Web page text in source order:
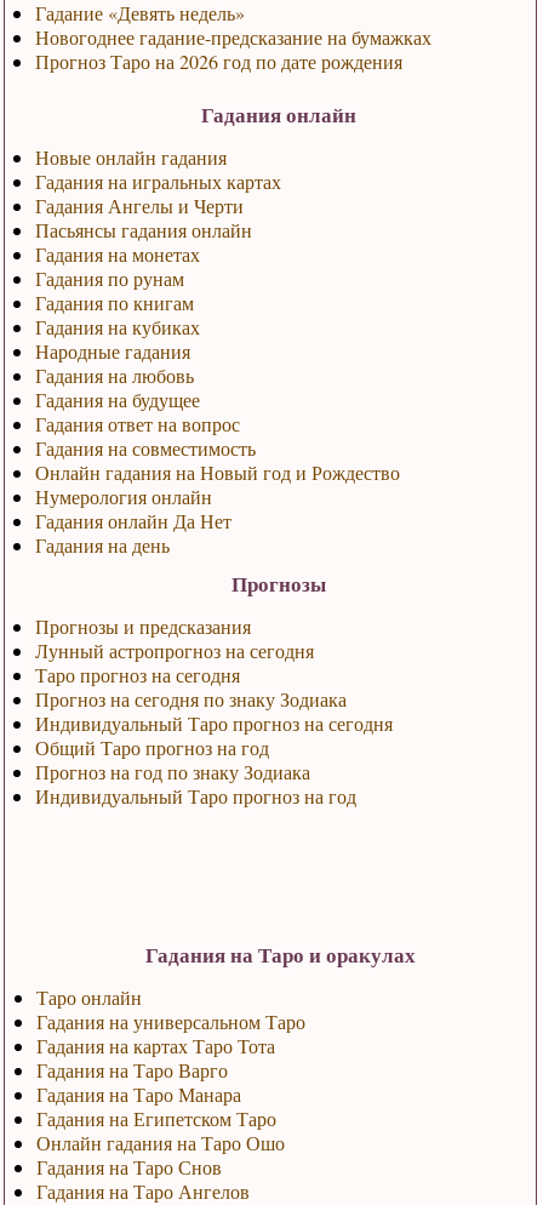
Гадание «Девять недель»
Новогоднее гадание-предсказание на бумажках
Прогноз Таро на 2026 год по дате рождения
Гадания онлайн
Новые онлайн гадания
Гадания на игральных картах
Гадания Ангелы и Черти
Пасьянсы гадания онлайн
Гадания на монетах
Гадания по рунам
Гадания по книгам
Гадания на кубиках
Народные гадания
Гадания на любовь
Гадания на будущее
Гадания ответ на вопрос
Гадания на совместимость
Онлайн гадания на Новый год и Рождество
Нумерология онлайн
Гадания онлайн Да Нет
Гадания на день
Прогнозы
Прогнозы и предсказания
Лунный астропрогноз на сегодня
Таро прогноз на сегодня
Прогноз на сегодня по знаку Зодиака
Индивидуальный Таро прогноз на сегодня
Общий Таро прогноз на год
Прогноз на год по знаку Зодиака
Индивидуальный Таро прогноз на год
Гадания на Таро и оракулах
Таро онлайн
Гадания на универсальном Таро
Гадания на картах Таро Тота
Гадания на Таро Варго
Гадания на Таро Манара
Гадания на Египетском Таро
Онлайн гадания на Таро Ошо
Гадания на Таро Снов
Гадания на Таро Ангелов